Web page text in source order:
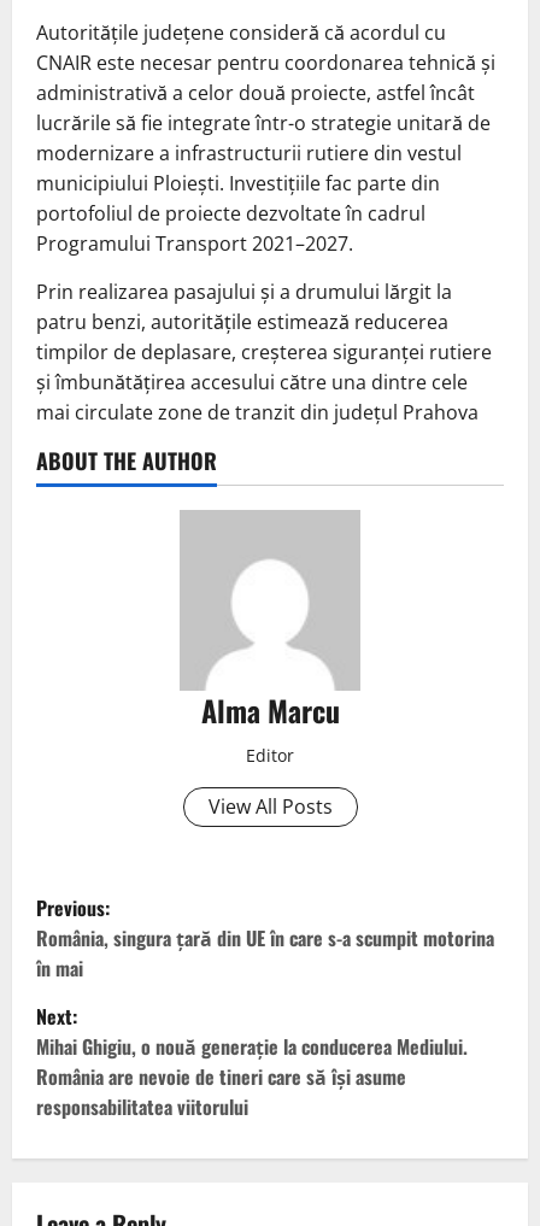
Autoritățile județene consideră că acordul cu
CNAIR este necesar pentru coordonarea tehnică și
administrativă a celor două proiecte, astfel încât
lucrările să fie integrate într-o strategie unitară de
modernizare a infrastructurii rutiere din vestul
municipiului Ploiești. Investițiile fac parte din
portofoliul de proiecte dezvoltate în cadrul
Programului Transport 2021–2027.
Prin realizarea pasajului și a drumului lărgit la
patru benzi, autoritățile estimează reducerea
timpilor de deplasare, creșterea siguranței rutiere
și îmbunătățirea accesului către una dintre cele
mai circulate zone de tranzit din județul Prahova
ABOUT THE AUTHOR
Alma Marcu
Editor
View All Posts
Previous:
România, singura țară din UE în care s-a scumpit motorina
în mai
Next:
Mihai Ghigiu, o nouă generație la conducerea Mediului.
România are nevoie de tineri care să își asume
responsabilitatea viitorului